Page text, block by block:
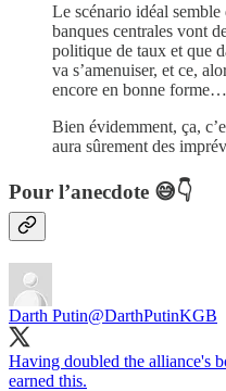
Le scénario idéal semble
banques centrales vont
politique de taux et que
va s’amenuiser, et ce,
encore en bonne forme…
Bien évidemment, ça,
aura sûrement des
Pour l’anecdote 😅👇
Darth Putin@DarthPutinKGB
Having doubled the alliance's
earned this.